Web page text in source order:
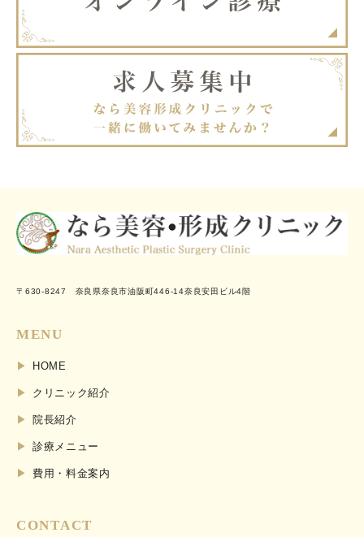
〒630-8247 奈良県奈良市油阪町446-14奈良安田ビル4階
MENU
HOME
クリニック紹介
院長紹介
診療メニュー
費用・料金案内
CONTACT